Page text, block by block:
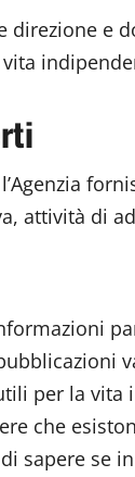
direzione e
attività di
per la vita
che
sapere se